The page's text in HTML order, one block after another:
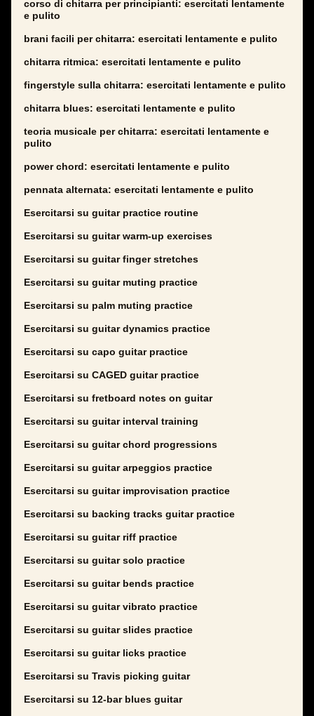
corso di chitarra per principianti: esercitati lentamente
e pulito
brani facili per chitarra: esercitati lentamente e pulito
chitarra ritmica: esercitati lentamente e pulito
fingerstyle sulla chitarra: esercitati lentamente e pulito
chitarra blues: esercitati lentamente e pulito
teoria musicale per chitarra: esercitati lentamente e
pulito
power chord: esercitati lentamente e pulito
pennata alternata: esercitati lentamente e pulito
Esercitarsi su guitar practice routine
Esercitarsi su guitar warm-up exercises
Esercitarsi su guitar finger stretches
Esercitarsi su guitar muting practice
Esercitarsi su palm muting practice
Esercitarsi su guitar dynamics practice
Esercitarsi su capo guitar practice
Esercitarsi su CAGED guitar practice
Esercitarsi su fretboard notes on guitar
Esercitarsi su guitar interval training
Esercitarsi su guitar chord progressions
Esercitarsi su guitar arpeggios practice
Esercitarsi su guitar improvisation practice
Esercitarsi su backing tracks guitar practice
Esercitarsi su guitar riff practice
Esercitarsi su guitar solo practice
Esercitarsi su guitar bends practice
Esercitarsi su guitar vibrato practice
Esercitarsi su guitar slides practice
Esercitarsi su guitar licks practice
Esercitarsi su Travis picking guitar
Esercitarsi su 12-bar blues guitar